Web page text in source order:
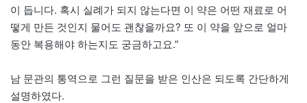
이 듭니다. 혹시 실례가 되지 않는다면 이 약은 어떤 재료로 어
떻게 만든 것인지 물어도 괜찮을까요? 또 이 약을 앞으로 얼마
동안 복용해야 하는지도 궁금하고요.”
남 문관의 통역으로 그런 질문을 받은 인산은 되도록 간단하게
설명하였다.